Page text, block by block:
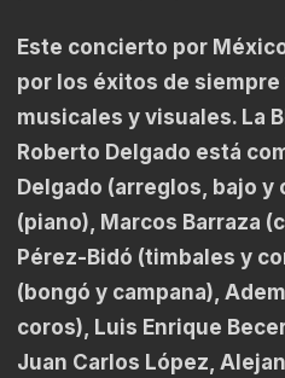
Este concierto por
por los éxitos de
musicales y visuales. La
Roberto Delgado está
Delgado (arreglos, bajo y
(piano), Marcos Barraza
Pérez-Bidó (timbales y
(bongó y campana),
coros), Luis Enrique
Juan Carlos López,